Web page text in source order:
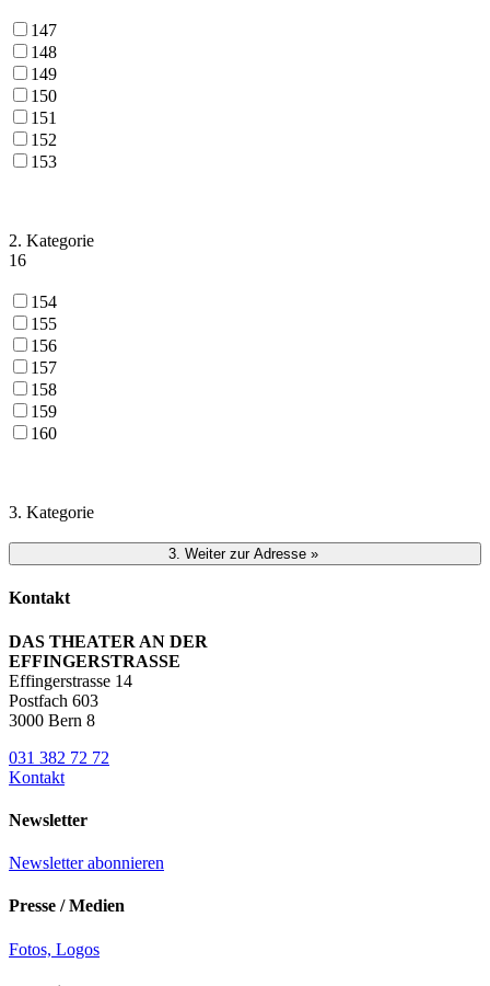
147
148
149
150
151
152
153
2. Kategorie
16
154
155
156
157
158
159
160
3. Kategorie
Kontakt
DAS THEATER AN DER
EFFINGERSTRASSE
Effingerstrasse 14
Postfach 603
3000 Bern 8
031 382 72 72
Kontakt
Newsletter
Newsletter abonnieren
Presse / Medien
Fotos, Logos